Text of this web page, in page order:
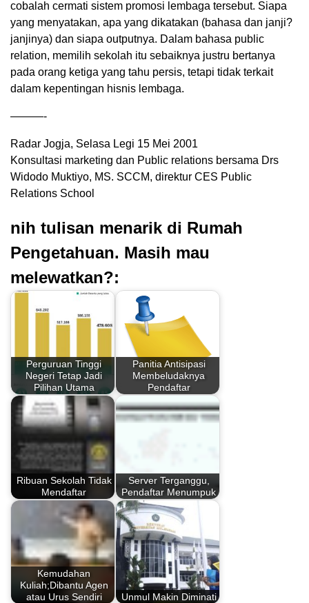
cobalah cermati sistem promosi lembaga tersebut. Siapa
yang menyatakan, apa yang dikatakan (bahasa dan janji?
janjinya) dan siapa outputnya. Dalam bahasa public
relation, memilih sekolah itu sebaiknya justru bertanya
pada orang ketiga yang tahu persis, tetapi tidak terkait
dalam kepentingan hisnis lembaga.
———-
Radar Jogja, Selasa Legi 15 Mei 2001
Konsultasi marketing dan Public relations bersama Drs
Widodo Muktiyo, MS. SCCM, direktur CES Public
Relations School
nih tulisan menarik di Rumah
Pengetahuan. Masih mau
melewatkan?:
Perguruan Tinggi
Negeri Tetap Jadi
Pilihan Utama
Panitia Antisipasi
Membeludaknya
Pendaftar
Ribuan Sekolah Tidak
Mendaftar
Server Terganggu,
Pendaftar Menumpuk
Kemudahan
Kuliah;Dibantu Agen
atau Urus Sendiri
Unmul Makin Diminati